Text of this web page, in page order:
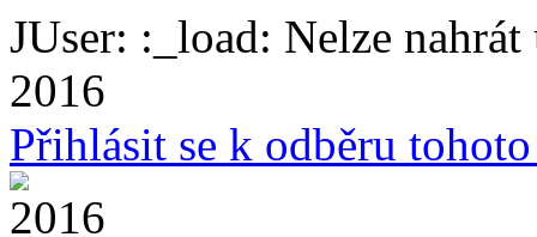
JUser: :_load: Nelze
2016
Přihlásit se k odběru